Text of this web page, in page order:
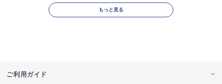
もっと見る
ご利用ガイド